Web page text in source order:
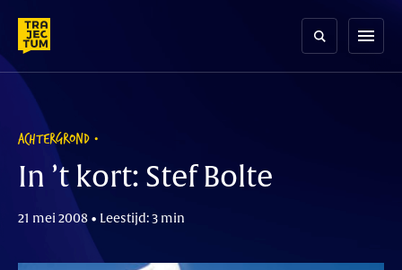
content
menu
ACHTERGROND
In ’t kort: Stef Bolte
21 mei 2008 • Leestijd: 3 min